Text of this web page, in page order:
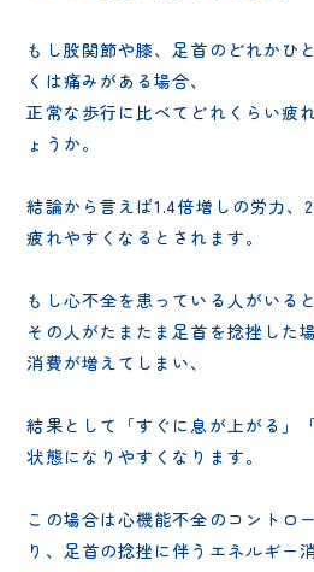
もし股関節や膝、足首のどれかひ
くは痛みがある場合、
正常な歩行に比べてどれくらい疲
ょうか。
結論から言えば1.4倍増しの労力、
疲れやすくなるとされます。
もし心不全を患っている人がいる
その人がたまたま足首を捻挫した
消費が増えてしまい、
結果として「すぐに息が上がる」
状態になりやすくなります。
この場合は心機能不全のコントロ
り、足首の捻挫に伴うエネルギー